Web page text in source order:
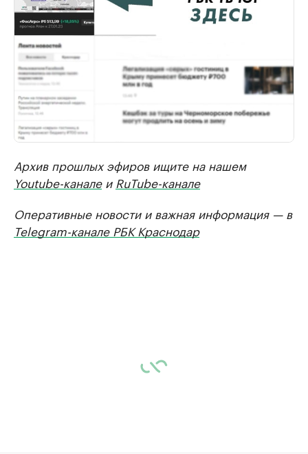
Архив прошлых эфиров ищите на нашем
Youtube-каналеи RuTube-канале
Оперативные новости и важная информация — в
Telegram-канале РБК Краснодар